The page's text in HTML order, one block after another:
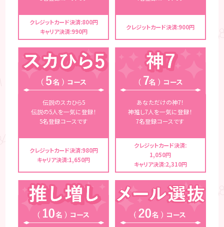
クレジットカード決済:800円
キャリア決済:990円
クレジットカード決済:900円
伝説のスカひら5
伝説の5人を一気に登録！
5名登録コースです
クレジットカード決済:980円
キャリア決済:1,650円
あなただけの神7！
神推し7人を一気に登録！
7名登録コースです
クレジットカード決済:
1,050円
キャリア決済:2,310円